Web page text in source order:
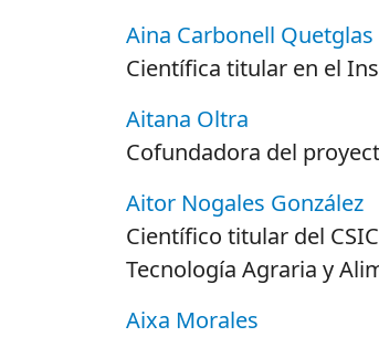
Aina Carbonell Quetglas
Científica titular en el
Aitana Oltra
Cofundadora del
Aitor Nogales González
Científico titular del
Tecnología Agraria y
Aixa Morales